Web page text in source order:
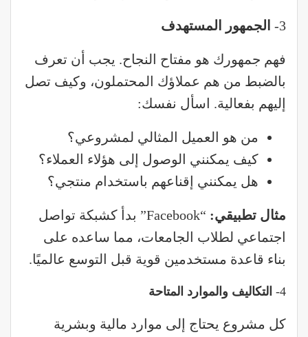
3- الجمهور المستهدف
فهم جمهورك هو مفتاح النجاح. يجب أن تعرف
بالضبط من هم عملاؤك المحتملون، وكيف تصل
إليهم بفعالية. اسأل نفسك:
من هو العميل المثالي لمشروعي؟
كيف يمكنني الوصول إلى هؤلاء العملاء؟
هل يمكنني إقناعهم باستخدام منتجي؟
مثال تطبيقي:
“Facebook” بدأ كشبكة تواصل
اجتماعي لطلاب الجامعات، مما ساعده على
بناء قاعدة مستخدمين قوية قبل التوسع عالميًا.
4- التكاليف والموارد المتاحة
كل مشروع يحتاج إلى موارد مالية وبشرية